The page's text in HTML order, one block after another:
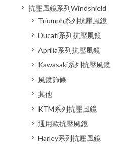
抗壓風鏡系列Windshield
Triumph系列抗壓風鏡
Ducati系列抗壓風鏡
Aprilia系列抗壓風鏡
Kawasaki系列抗壓風鏡
風鏡飾條
其他
KTM系列抗壓風鏡
通用款抗壓風鏡
Harley系列抗壓風鏡